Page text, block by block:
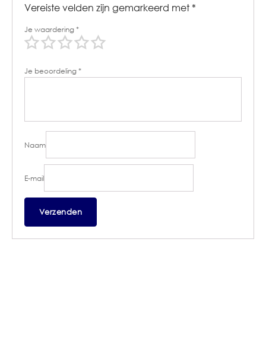
Vereiste velden zijn gemarkeerd met *
Je waardering*
Je beoordeling*
Naam
E-mail